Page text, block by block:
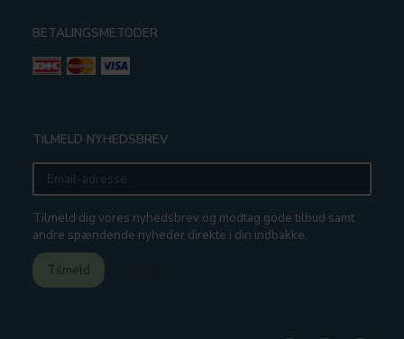
BETALINGSMETODER
TILMELD NYHEDSBREV
Email-
adresse
Tilmeld dig vores nyhedsbrev og modtag gode tilbud samt
andre spændende nyheder direkte i din indbakke.
Tilmeld